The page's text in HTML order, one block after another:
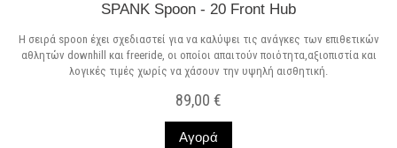
SPANK Spoon - 20 Front Hub
H σειρά spoon έχει σχεδιαστεί για να καλύψει τις ανάγκες των επιθετικών
αθλητών downhill και freeride, οι οποίοι απαιτούν ποιότητα,αξιοπιστία και
λογικές τιμές χωρίς να χάσουν την υψηλή αισθητική.
89,00 €
Αγορά